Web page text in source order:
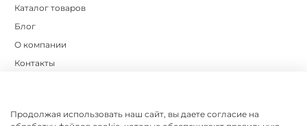
Каталог товаров
Блог
О компании
Контакты
Продолжая использовать наш сайт, вы даете согласие на